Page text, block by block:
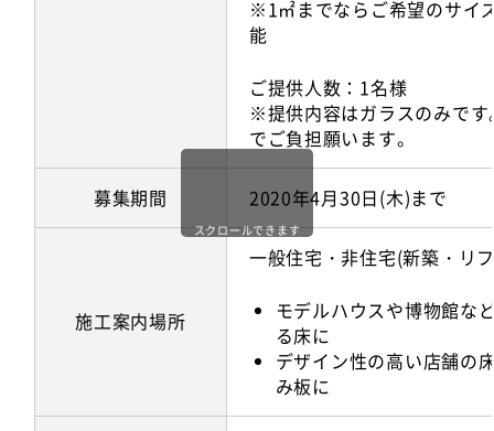
※1㎡までならご希望のサイ
能
ご提供人数：1名様
※提供内容はガラスのみで
でご負担願います。
募集期間 2020年4月30日(木)まで
施工案内場所
一般住宅・非住宅(新築・リ
モデルハウスや博物館な
る床に
デザイン性の高い店舗の
み板に
スクロールできます